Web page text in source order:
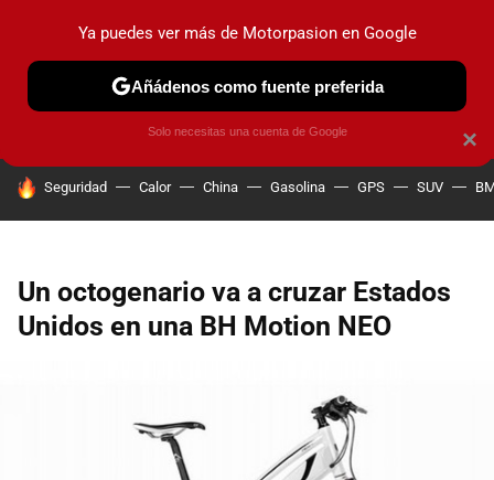
PRUEBAS COCHES ELÉCTRICOS OBSERVATORIO
HOY SE HABLA DE
Seguridad Calor China Gasolina GPS SUV
Un octogenario va a cruzar Estados
Unidos en una BH Motion NEO
×
Ya puedes ver más de Motorpasion en Google
Añádenos como fuente preferida
Solo necesitas una cuenta de Google